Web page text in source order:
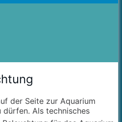
der Seite zur Aquarium
dürfen. Als technisches